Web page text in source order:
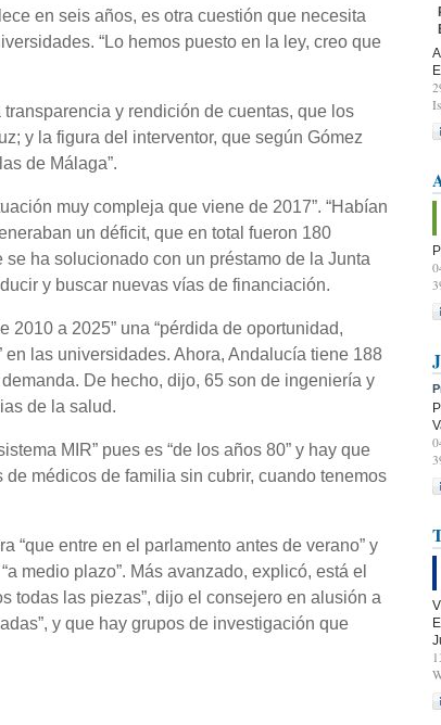
en seis años, es otra cuestión que necesita
“Lo hemos puesto en la ley, creo que
y rendición de cuentas, que los
y la figura del interventor, que según Gómez
de Málaga”.
muy compleja que viene de 2017”. “Habían
un déficit, que en total fueron 180
ha solucionado con un préstamo de la Junta
y buscar nuevas vías de financiación.
a 2025” una “pérdida de oportunidad,
las universidades. Ahora, Andalucía tiene 188
De hecho, dijo, 65 son de ingeniería y
de la salud.
MIR” pues es “de los años 80” y hay que
de médicos de familia sin cubrir, cuando tenemos
“que entre en el parlamento antes de verano” y
medio plazo”. Más avanzado, explicó, está el
todas las piezas”, dijo el consejero en alusión a
y que hay grupos de investigación que